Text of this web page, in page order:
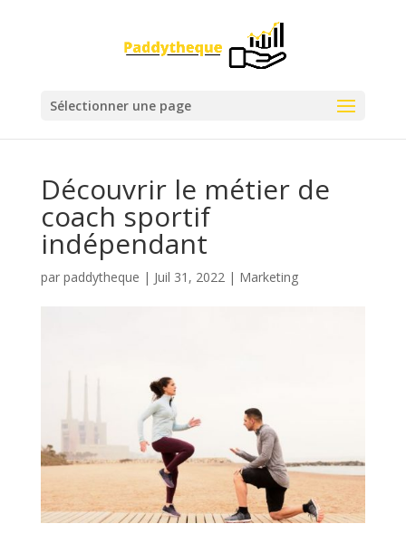
Sélectionner une page
Découvrir le métier de
coach sportif
indépendant
par paddytheque | Juil 31, 2022| Marketing